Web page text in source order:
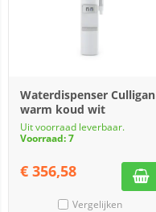
Waterdispenser Culligan
warm koud wit
Uit voorraad leverbaar.
Voorraad: 7
€ 356,58
Vergelijken